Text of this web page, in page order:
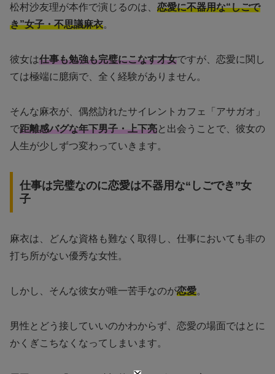
松村沙友理が本作で演じるのは、 恋愛に不器用な“しごで
き”女子・不思議麻衣。
彼女は仕事も勉強も完璧にこなす才女ですが、恋愛に関し
ては極端に臆病で、全く経験がありません。
そんな麻衣が、偶然訪れたサイレントカフェ「アサガオ」
で距離感バグな年下男子・上下亮と出会うことで、彼女の
人生が少しずつ変わっていきます。
仕事は完璧なのに恋愛は不器用な“しごでき”女
子
麻衣は、どんな資格も難なく取得し、仕事においても非の
打ち所がない優秀な女性。
しかし、そんな彼女が唯一苦手なのが恋愛。
男性とどう接していいのかわからず、恋愛の場面ではとに
かくぎこちなくなってしまいます。